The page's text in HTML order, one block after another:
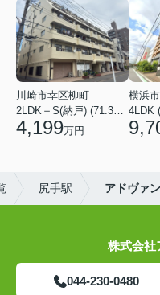
川崎市幸区柳町
4,199万円
横浜
4LDK
尻手駅 アドヴァ
株式会社
044-230-0480